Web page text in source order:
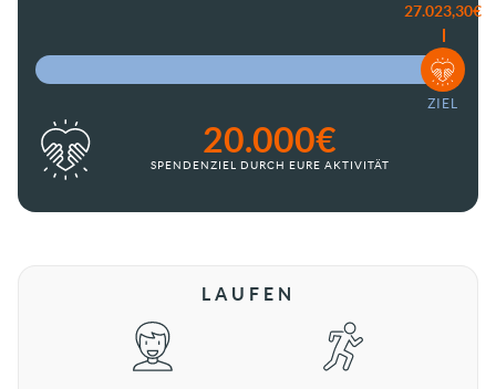
27.023,30€
20.000€
SPENDENZIEL DURCH EURE AKTIVITÄT
LAUFEN